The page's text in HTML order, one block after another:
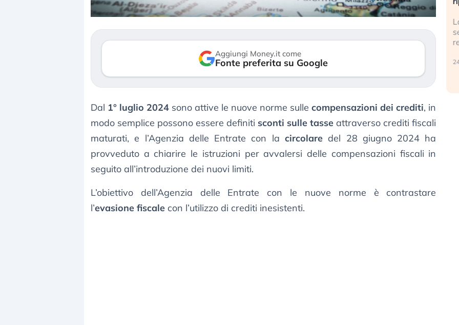
Aggiungi Money.it come
Fonte preferita su Google
Dal 1° luglio 2024 sono attive le nuove norme sullecompensazioni dei crediti, in
modo semplice possono essere definiti sconti sulle tasse attraverso crediti fiscali
maturati, e l’Agenzia delle Entrate con la circolaredel 28 giugno 2024 ha
provveduto a chiarire le istruzioni per avvalersi delle compensazioni fiscali in
seguito all’introduzione dei nuovi limiti.
L’obiettivo dell’Agenzia delle Entrate con le nuove norme è contrastare
l’evasione fiscale con l’utilizzo di crediti inesistenti.
mostrando segni di stanchezza
Kospi, mentre gli investitori retail (…)
30 luglio 2026
La ricchezza mondiale
sempre più sganciata
reale. (…)